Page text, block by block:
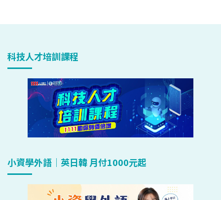
科技人才培訓課程
小資學外語｜英日韓 月付1000元起